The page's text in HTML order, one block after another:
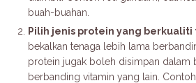
buah-buahan.
Pilih jenis protein yang berkualiti
bekalkan tenaga lebih lama
protein jugak boleh disimpan dalam
berbanding vitamin yang lain.